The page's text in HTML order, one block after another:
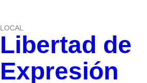
LOCAL
Libertad de
Expresión